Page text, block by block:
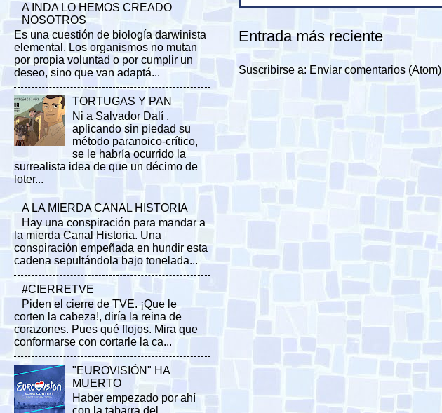
Entrada más reciente
Suscribirse a: Enviar comentarios (Atom)
A INDA LO HEMOS CREADO
NOSOTROS
Es una cuestión de biología darwinista
elemental. Los organismos no mutan
por propia voluntad o por cumplir un
deseo, sino que van adaptá...
TORTUGAS Y PAN
Ni a Salvador Dalí ,
aplicando sin piedad su
método paranoico-crítico,
se le habría ocurrido la
surrealista idea de que un décimo de
loter...
A LA MIERDA CANAL HISTORIA
Hay una conspiración para mandar a
la mierda Canal Historia. Una
conspiración empeñada en hundir esta
cadena sepultándola bajo tonelada...
#CIERRETVE
Piden el cierre de TVE. ¡Que le
corten la cabeza!, diría la reina de
corazones. Pues qué flojos. Mira que
conformarse con cortarle la ca...
"EUROVISIÓN" HA
MUERTO
Haber empezado por ahí
con la tabarra del